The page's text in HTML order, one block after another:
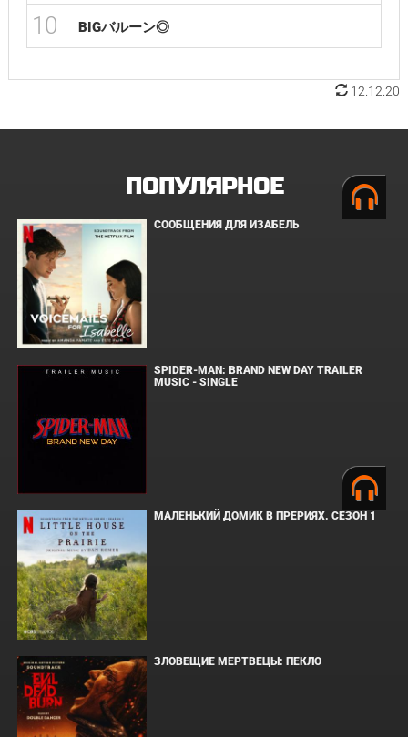
10 BIGバルーン◎
12.12.20
ПОПУЛЯРНОЕ
СООБЩЕНИЯ ДЛЯ ИЗАБЕЛЬ
SPIDER-MAN: BRAND NEW DAY TRAILER
MUSIC - SINGLE
МАЛЕНЬКИЙ ДОМИК В ПРЕРИЯХ. СЕЗОН 1
ЗЛОВЕЩИЕ МЕРТВЕЦЫ: ПЕКЛО